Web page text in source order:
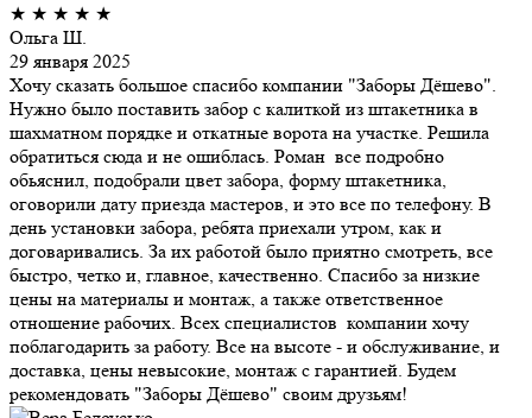
★ ★ ★ ★ ★
Ольга Ш.
29 января 2025
Хочу сказать большое спасибо компании "Заборы Дёшево".
Нужно было поставить забор с калиткой из штакетника в
шахматном порядке и откатные ворота на участке. Решила
обратиться сюда и не ошиблась. Роман все подробно
обьяснил, подобрали цвет забора, форму штакетника,
оговорили дату приезда мастеров, и это все по телефону. В
день установки забора, ребята приехали утром, как и
договаривались. За их работой было приятно смотреть, все
быстро, четко и, главное, качественно. Спасибо за низкие
цены на материалы и монтаж, а также ответственное
отношение рабочих. Всех специалистов компании хочу
поблагодарить за работу. Все на высоте - и обслуживание, и
доставка, цены невысокие, монтаж с гарантией. Будем
рекомендовать "Заборы Дёшево" своим друзьям!